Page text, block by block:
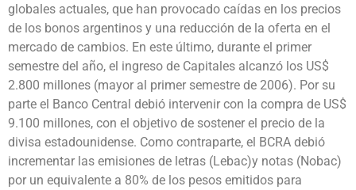
globales actuales, que han provocado caídas en los precios
de los bonos argentinos y una reducción de la oferta en el
mercado de cambios. En este último, durante el primer
semestre del año, el ingreso de Capitales alcanzó los US$
2.800 millones (mayor al primer semestre de 2006). Por su
parte el Banco Central debió intervenir con la compra de US$
9.100 millones, con el objetivo de sostener el precio de la
divisa estadounidense. Como contraparte, el BCRA debió
incrementar las emisiones de letras (Lebac)y notas (Nobac)
por un equivalente a 80% de los pesos emitidos para